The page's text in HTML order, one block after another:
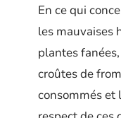
En ce qui
les mauvaises
plantes
croûtes de
consommés et